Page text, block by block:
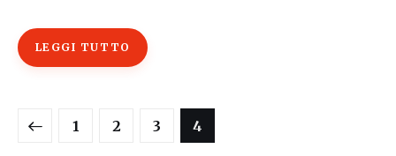
LEGGI TUTTO
Paginazione
degli
PAGE
1 PAGE
2 PAGE
3 PAGE
4